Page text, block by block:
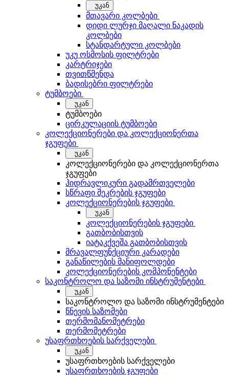
უკან
მთავარი კოლბები
დიდი ლურჯი მაღალი ნაკადის
კოლბები
სტანდარტული კოლბები
უკუ ოსმოსის ფილტრები
კარტრიჯები
თვითწმენდა
ბადისებრი ფილტრები
ტუმბოები
უკან
ტუმბოები
ცირკულაციის ტუმბოები
კოლექციონერები და კოლექციონერთა
ჯგუფები
უკან
კოლექციონერები და კოლექციონერთა
ჯგუფები
ჰიდრავლიკური გადამრთველები
სწრაფი შეკრების ჯგუფები
კოლექციონერების ჯგუფები
უკან
კოლექციონერების ჯგუფები
გათბობისთვის
იატაკქვეშა გათბობისთვის
მრავალფუნქციური კარადები
განაწილების მანიფოლდები
კოლექციონერების კომპონენტები
საკონტროლო და საზომი ინსტრუმენტები
უკან
საკონტროლო და საზომი ინსტრუმენტები
წნევის საზომები
თერმომანომეტრები
თერმომეტრები
უსაფრთხოების სარქველები
უკან
უსაფრთხოების სარქველები
უსაფრთხოების ჯგუფები